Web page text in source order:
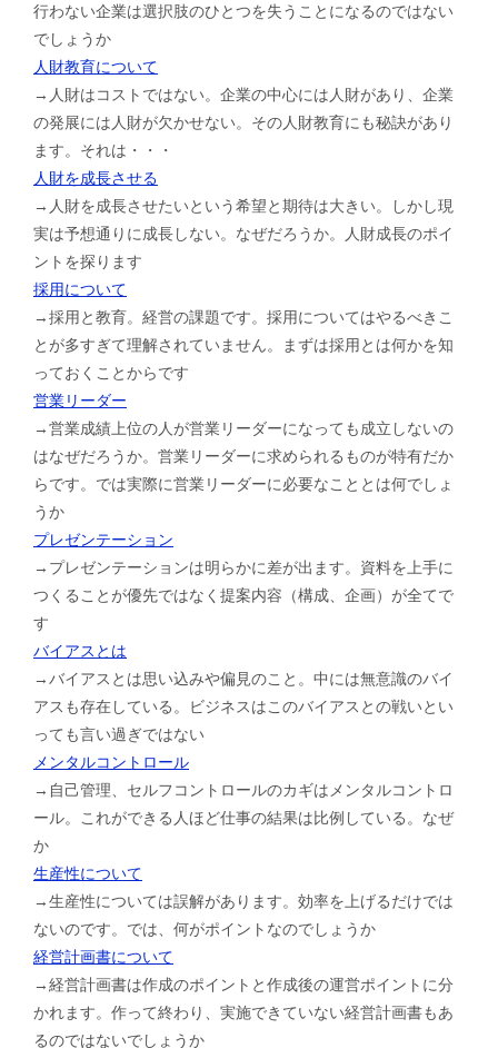
行わない企業は選択肢のひとつを失うことになるのではない
でしょうか
人財教育について
→人財はコストではない。企業の中心には人財があり、企業
の発展には人財が欠かせない。その人財教育にも秘訣があり
ます。それは・・・
人財を成長させる
→人財を成長させたいという希望と期待は大きい。しかし現
実は予想通りに成長しない。なぜだろうか。人財成長のポイ
ントを探ります
採用について
→採用と教育。経営の課題です。採用についてはやるべきこ
とが多すぎて理解されていません。まずは採用とは何かを知
っておくことからです
営業リーダー
→営業成績上位の人が営業リーダーになっても成立しないの
はなぜだろうか。営業リーダーに求められるものが特有だか
らです。では実際に営業リーダーに必要なこととは何でしょ
うか
プレゼンテーション
→プレゼンテーションは明らかに差が出ます。資料を上手に
つくることが優先ではなく提案内容（構成、企画）が全てで
す
バイアスとは
→バイアスとは思い込みや偏見のこと。中には無意識のバイ
アスも存在している。ビジネスはこのバイアスとの戦いとい
っても言い過ぎではない
メンタルコントロール
→自己管理、セルフコントロールのカギはメンタルコントロ
ール。これができる人ほど仕事の結果は比例している。なぜ
か
生産性について
→生産性については誤解があります。効率を上げるだけでは
ないのです。では、何がポイントなのでしょうか
経営計画書について
→経営計画書は作成のポイントと作成後の運営ポイントに分
かれます。作って終わり、実施できていない経営計画書もあ
るのではないでしょうか